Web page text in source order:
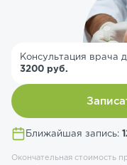
Ближайшая запись:
Консультация врача
3200 руб.
Окончательная стоимость